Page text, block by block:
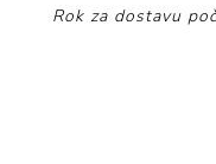
Rok za dostavu